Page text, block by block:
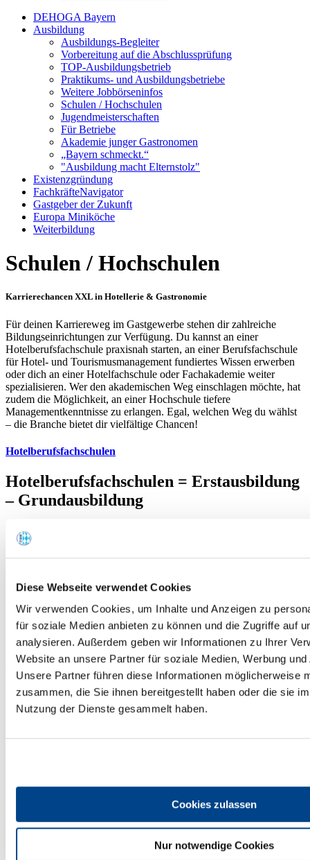
Diese Webseite verwendet Cookies
Wir verwenden Cookies, um Inhalte und Anzeigen zu
für soziale Medien anbieten zu können und die Zugriffe auf
analysieren. Außerdem geben wir Informationen zu Ihrer
Website an unsere Partner für soziale Medien, Werbung
Unsere Partner führen diese Informationen möglicherweise
zusammen, die Sie ihnen bereitgestellt haben oder die sie
Nutzung der Dienste gesammelt haben.
Cookies zulassen
Nur notwendige Cookies
DEHOGA Bayern
Ausbildung
Ausbildungs-Begleiter
Vorbereitung auf die Abschlussprüfung
TOP-Ausbildungsbetrieb
Praktikums- und Ausbildungsbetriebe
Weitere Jobbörseninfos
Schulen / Hochschulen
Jugendmeisterschaften
Für Betriebe
Akademie junger Gastronomen
„Bayern schmeckt.“
"Ausbildung macht Elternstolz"
Existenzgründung
FachkräfteNavigator
Gastgeber der Zukunft
Europa Miniköche
Weiterbildung
Schulen / Hochschulen
Karrierechancen XXL in Hotellerie & Gastronomie
Für deinen Karriereweg im Gastgewerbe stehen dir zahlreiche
Bildungseinrichtungen zur Verfügung. Du kannst an einer
Hotelberufsfachschule praxisnah starten, an einer Berufsfachschule
für Hotel- und Tourismusmanagement fundiertes Wissen erwerben
oder dich an einer Hotelfachschule oder Fachakademie weiter
spezialisieren. Wer den akademischen Weg einschlagen möchte, hat
zudem die Möglichkeit, an einer Hochschule tiefere
Managementkenntnisse zu erlangen. Egal, welchen Weg du wählst
– die Branche bietet dir vielfältige Chancen!
Hotelberufsfachschulen
Hotelberufsfachschulen = Erstausbildung
– Grundausbildung
Diese einjährigen Berufsfachschulen bereiten durch
fachtheoretischen und fachpraktischen Unterricht, ergänzt durch
gastgewerblichen Berufen (Praxis in Küche, Service und auf der
Etage) sollen berufliche Neigungen und Fähigkeiten erkannt und die
Berufswahl bzw. der Übergang in eine Berufsausbildung erleichtert
werden.
Die berufliche Grundausbildung, die auf der Hotelberufsfachschule
erworben wurde, kann ganz oder teilweise als 1. Ausbildungsjahr
auf die nachfolgende Berufsausbildung im Gastgewerbe
angerechnet werden. Die betriebliche Ausbildung sollte jedoch nicht
weniger als 2 Jahre betragen. Die Entscheidung über die
Verkürzung der Ausbildungszeit trifft die zuständige Industrie- und
Berufsvorbereitend
Dauer: 1 Jahr